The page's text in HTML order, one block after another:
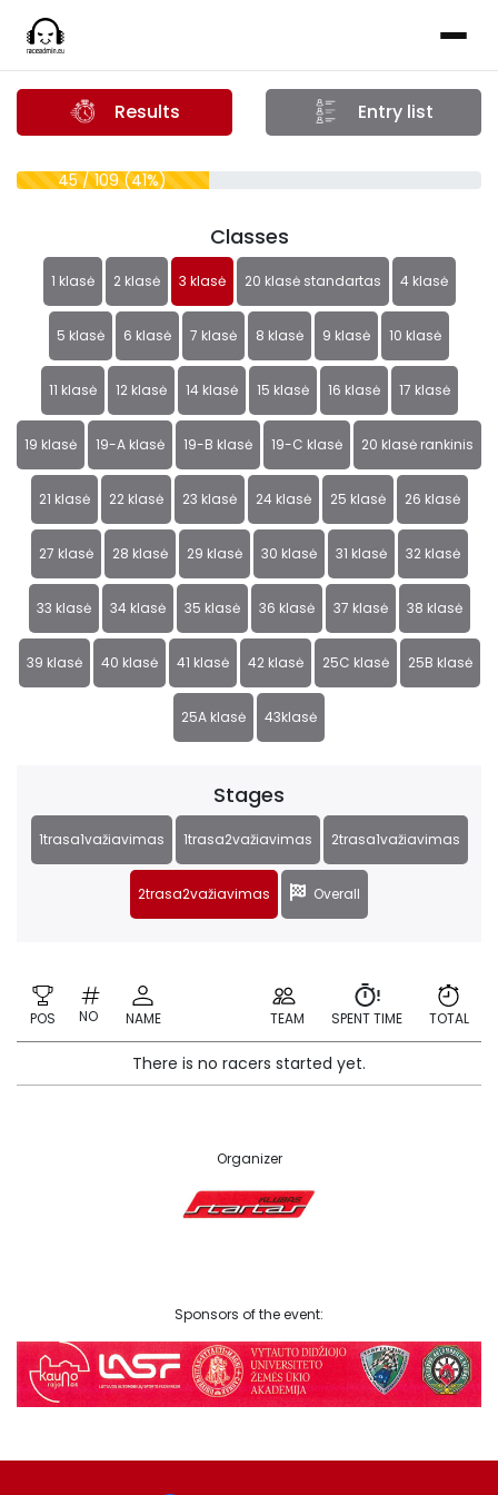
Results Entry list
45 / 109 (41%)
Classes
1 klasė 2 klasė 3 klasė 20 klasė standartas 4 klasė
5 klasė 6 klasė 7 klasė 8 klasė 9 klasė 10 klasė
11 klasė 12 klasė 14 klasė 15 klasė 16 klasė 17 klasė
19 klasė 19-A klasė 19-B klasė 19-C klasė 20 klasė rankinis
21 klasė 22 klasė 23 klasė 24 klasė 25 klasė 26 klasė
27 klasė 28 klasė 29 klasė 30 klasė 31 klasė 32 klasė
33 klasė 34 klasė 35 klasė 36 klasė 37 klasė 38 klasė
39 klasė 40 klasė 41 klasė 42 klasė 25C klasė 25B klasė
25A klasė 43klasė
Stages
1trasa1važiavimas 1trasa2važiavimas 2trasa1važiavimas
2trasa2važiavimas Overall
POS NO NAME TEAM SPENT TIME TOTAL
There is no racers started yet.
Organizer
Sponsors of the event: